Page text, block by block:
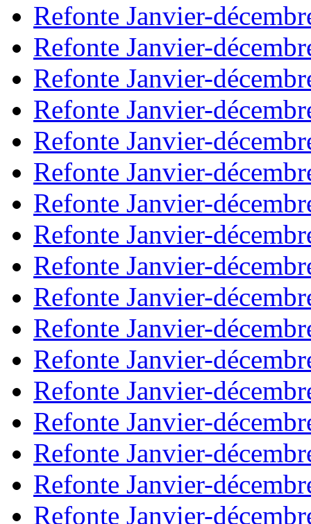
Refonte Janvier-
Refonte Janvier-
Refonte Janvier-
Refonte Janvier-
Refonte Janvier-
Refonte Janvier-
Refonte Janvier-
Refonte Janvier-
Refonte Janvier-
Refonte Janvier-
Refonte Janvier-
Refonte Janvier-
Refonte Janvier-
Refonte Janvier-
Refonte Janvier-
Refonte Janvier-
Refonte Janvier-